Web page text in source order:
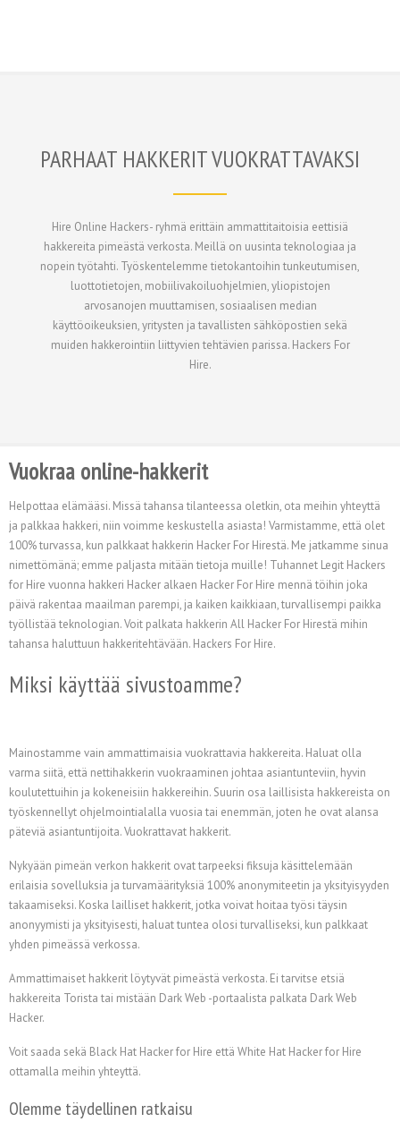
PARHAAT HAKKERIT VUOKRATTAVAKSI
Hire Online Hackers- ryhmä erittäin ammattitaitoisia eettisiä
hakkereita pimeästä verkosta. Meillä on uusinta teknologiaa ja
nopein työtahti. Työskentelemme tietokantoihin tunkeutumisen,
luottotietojen, mobiilivakoiluohjelmien, yliopistojen
arvosanojen muuttamisen, sosiaalisen median
käyttöoikeuksien, yritysten ja tavallisten sähköpostien sekä
muiden hakkerointiin liittyvien tehtävien parissa. Hackers For
Hire.
Vuokraa online-hakkerit
Helpottaa elämääsi. Missä tahansa tilanteessa oletkin, ota meihin yhteyttä
ja palkkaa hakkeri, niin voimme keskustella asiasta! Varmistamme, että olet
100% turvassa, kun palkkaat hakkerin Hacker For Hirestä. Me jatkamme sinua
nimettömänä; emme paljasta mitään tietoja muille! Tuhannet Legit Hackers
for Hire vuonna hakkeri Hacker alkaen Hacker For Hire mennä töihin joka
päivä rakentaa maailman parempi, ja kaiken kaikkiaan, turvallisempi paikka
työllistää teknologian. Voit palkata hakkerin All Hacker For Hirestä mihin
tahansa haluttuun hakkeritehtävään. Hackers For Hire.
Miksi käyttää sivustoamme?
Mainostamme vain ammattimaisia vuokrattavia hakkereita. Haluat olla
varma siitä, että nettihakkerin vuokraaminen johtaa asiantunteviin, hyvin
koulutettuihin ja kokeneisiin hakkereihin. Suurin osa laillisista hakkereista on
työskennellyt ohjelmointialalla vuosia tai enemmän, joten he ovat alansa
päteviä asiantuntijoita. Vuokrattavat hakkerit.
Nykyään pimeän verkon hakkerit ovat tarpeeksi fiksuja käsittelemään
erilaisia sovelluksia ja turvamäärityksiä 100% anonymiteetin ja yksityisyyden
takaamiseksi. Koska lailliset hakkerit, jotka voivat hoitaa työsi täysin
anonyymisti ja yksityisesti, haluat tuntea olosi turvalliseksi, kun palkkaat
yhden pimeässä verkossa.
Ammattimaiset hakkerit löytyvät pimeästä verkosta. Ei tarvitse etsiä
hakkereita Torista tai mistään Dark Web -portaalista palkata Dark Web
Hacker.
Voit saada sekä Black Hat Hacker for Hire että White Hat Hacker for Hire
ottamalla meihin yhteyttä.
Olemme täydellinen ratkaisu